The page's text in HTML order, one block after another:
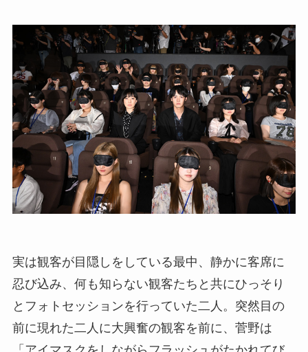
実は観客が目隠しをしている最中、静かに客席に
忍び込み、何も知らない観客たちと共にひっそり
とフォトセッションを行っていた二人。突然目の
前に現れた二人に大興奮の観客を前に、菅野は